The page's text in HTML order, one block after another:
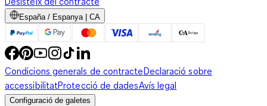
España / Espanya | CA
Condicions generals de contracteDeclaració sobre
accessibilitatProtecció de dadesAvís legal
Configuració de galetes